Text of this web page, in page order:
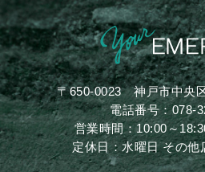
〒650-0023神戸市中央
電話番号：078-
営業時間：10:00～
定休日：水曜日 その他